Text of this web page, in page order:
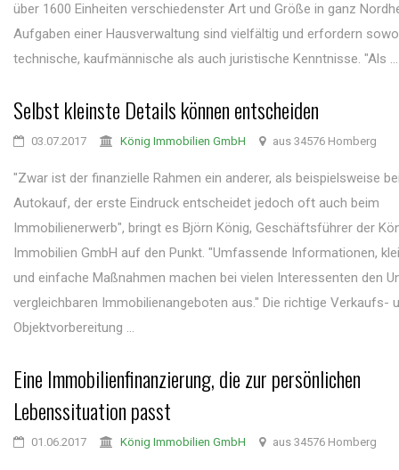
über 1600 Einheiten verschiedenster Art und Größe in ganz
Aufgaben einer Hausverwaltung sind vielfältig und erfordern
technische, kaufmännische als auch juristische Kenntnisse. "Als ...
Selbst kleinste Details können entscheiden
03.07.2017 König Immobilien GmbH aus 34576 Homberg
"Zwar ist der finanzielle Rahmen ein anderer, als beispielsweise
Autokauf, der erste Eindruck entscheidet jedoch oft auch beim
Immobilienerwerb", bringt es Björn König, Geschäftsführer der
Immobilien GmbH auf den Punkt. "Umfassende Informationen,
und einfache Maßnahmen machen bei vielen Interessenten den
vergleichbaren Immobilienangeboten aus." Die richtige Verkaufs-
Objektvorbereitung ...
Eine Immobilienfinanzierung, die zur persönlichen
Lebenssituation passt
01.06.2017 König Immobilien GmbH aus 34576 Homberg